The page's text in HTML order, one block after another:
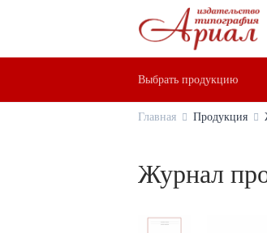
Выбрать продукцию
Главная Продукция
Журнал